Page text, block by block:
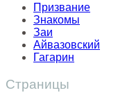
Призвание
Знакомы
Заи
Айвазовский
Гагарин
Страницы